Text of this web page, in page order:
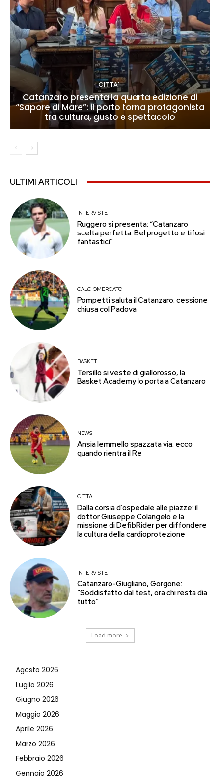
CITTA'
Catanzaro presenta la quarta edizione di
“Sapore di Mare”: il porto torna protagonista
tra cultura, gusto e spettacolo
ULTIMI ARTICOLI
INTERVISTE
Ruggero si presenta: “Catanzaro
scelta perfetta. Bel progetto e tifosi
fantastici”
CALCIOMERCATO
Pompetti saluta il Catanzaro: cessione
chiusa col Padova
BASKET
Tersillo si veste di giallorosso, la
Basket Academy lo porta a Catanzaro
NEWS
Ansia Iemmello spazzata via: ecco
quando rientra il Re
CITTA'
Dalla corsia d’ospedale alle piazze: il
dottor Giuseppe Colangelo e la
missione di DefibRider per diffondere
la cultura della cardioprotezione
INTERVISTE
Catanzaro-Giugliano, Gorgone:
“Soddisfatto dal test, ora chi resta dia
tutto”
Load more
Agosto 2026
Luglio 2026
Giugno 2026
Maggio 2026
Aprile 2026
Marzo 2026
Febbraio 2026
Gennaio 2026